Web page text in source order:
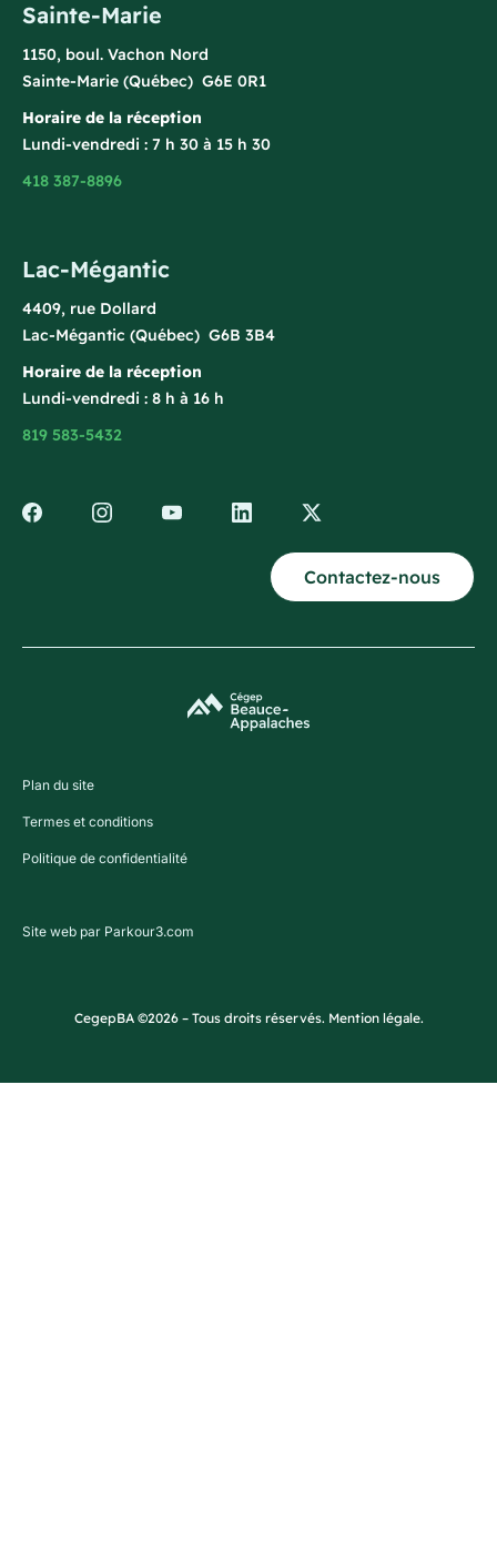
Sainte-Marie
1150, boul. Vachon Nord
Sainte-Marie (Québec) G6E 0R1
Horaire de la réception
Lundi-vendredi : 7 h 30 à 15 h 30
418 387-8896
Lac-Mégantic
4409, rue Dollard
Lac-Mégantic (Québec) G6B 3B4
Horaire de la réception
Lundi-vendredi : 8 h à 16 h
819 583-5432
Contactez-nous
Plan du site
Termes et conditions
Politique de confidentialité
Site web par Parkour3.com
CegepBA ©2026 – Tous droits réservés. Mention légale.